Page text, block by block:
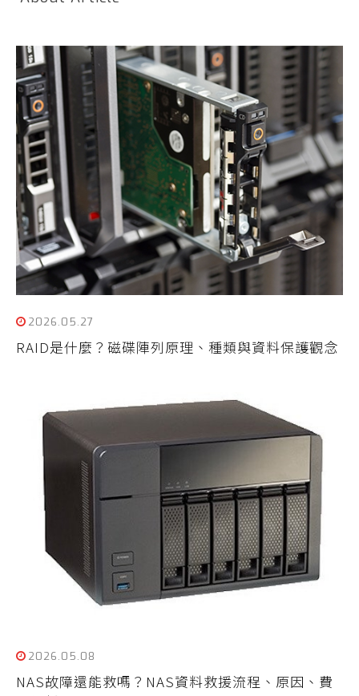
2026.05.27
RAID是什麼？磁碟陣列原理、種類與資料保護觀念
2026.05.08
NAS故障還能救嗎？NAS資料救援流程、原因、費